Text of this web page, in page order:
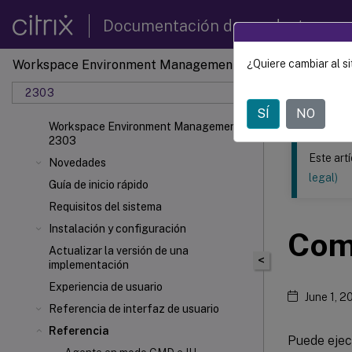
Documentación de productos
Workspace Environment Management
2303
Workspace Environment Management
2303
Novedades
Guía de inicio rápido
Requisitos del sistema
Instalación y configuración
Actualizar la versión de una
implementación
Experiencia de usuario
Referencia de interfaz de usuario
Referencia
Este
<
Este
legal)
June 1,
Puede
¿Quiere cambiar al
SÍ NO